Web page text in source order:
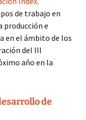
de trabajo en
producción e
en el ámbito de los
del III
año en la
de